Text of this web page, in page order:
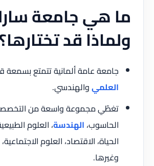
ما هي جامعة
ولماذا قد تختارها؟
جامعة عامة ألمانية تتمتع بسمعة
العلميوالهندسي.
تغطّي مجموعة واسعة من
الحاسوب،الهندسة، العلوم
الحياة، الاقتصاد، العلوم
وغيرها.